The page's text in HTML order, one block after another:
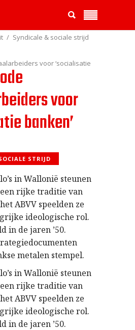
Syndicale & sociale strijd
voor ‘socialisatie
voor
banken’
STRIJD
in Wallonië steunen
rijke traditie van
ABVV speelden ze
ideologische rol.
in de jaren ’50.
metalen stempel.
in Wallonië steunen
rijke traditie van
ABVV speelden ze
ideologische rol.
in de jaren ’50.